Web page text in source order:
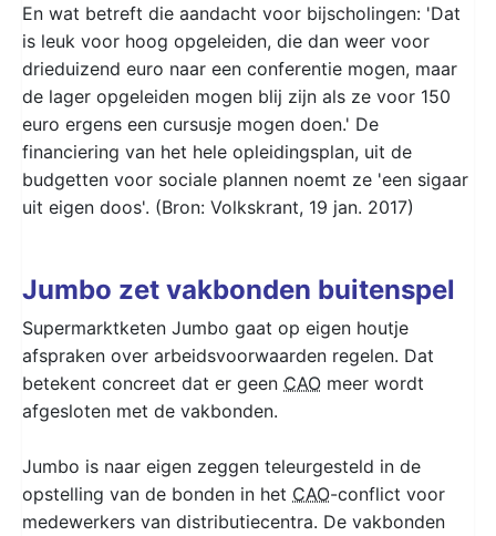
En wat betreft die aandacht voor bijscholingen: 'Dat
is leuk voor hoog opgeleiden, die dan weer voor
drieduizend euro naar een conferentie mogen, maar
de lager opgeleiden mogen blij zijn als ze voor 150
euro ergens een cursusje mogen doen.' De
financiering van het hele opleidingsplan, uit de
budgetten voor sociale plannen noemt ze 'een sigaar
uit eigen doos'. (Bron: Volkskrant, 19 jan. 2017)
Jumbo zet vakbonden buitenspel
Supermarktketen Jumbo gaat op eigen houtje
afspraken over arbeidsvoorwaarden regelen. Dat
betekent concreet dat er geen CAO meer wordt
afgesloten met de vakbonden.
Jumbo is naar eigen zeggen teleurgesteld in de
opstelling van de bonden in het CAO-conflict voor
medewerkers van distributiecentra. De vakbonden